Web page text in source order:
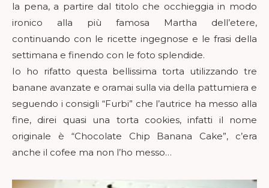
la pena, a partire dal titolo che occhieggia in modo
ironico alla più famosa Martha dell’etere,
continuando con le ricette ingegnose e le frasi della
settimana e finendo con le foto splendide.
Io ho rifatto questa bellissima torta utilizzando tre
banane avanzate e oramai sulla via della pattumiera e
seguendo i consigli “Furbi” che l’autrice ha messo alla
fine, direi quasi una torta cookies, infatti il nome
originale è “Chocolate Chip Banana Cake”, c’era
anche il cofee ma non l’ho messo…